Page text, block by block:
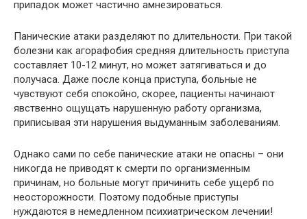
припадок может частично амнезироваться.
Панические атаки разделяют по длительности. При такой
болезни как агорафобия средняя длительность приступа
составляет 10-12 минут, но может затягиваться и до
получаса. Даже после конца приступа, больные не
чувствуют себя спокойно, скорее, пациенты начинают
явственно ощущать нарушенную работу организма,
приписывая эти нарушения выдуманным заболеваниям.
Однако сами по себе панические атаки не опасны – они
никогда не приводят к смерти по организменным
причинам, но больные могут причинить себе ущерб по
неосторожности. Поэтому подобные приступы
нуждаются в немедленном психиатрическом лечении!